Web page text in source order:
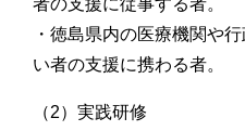
・徳島県内の医療機関や
い者の支援に携わる者。
（2）実践研修